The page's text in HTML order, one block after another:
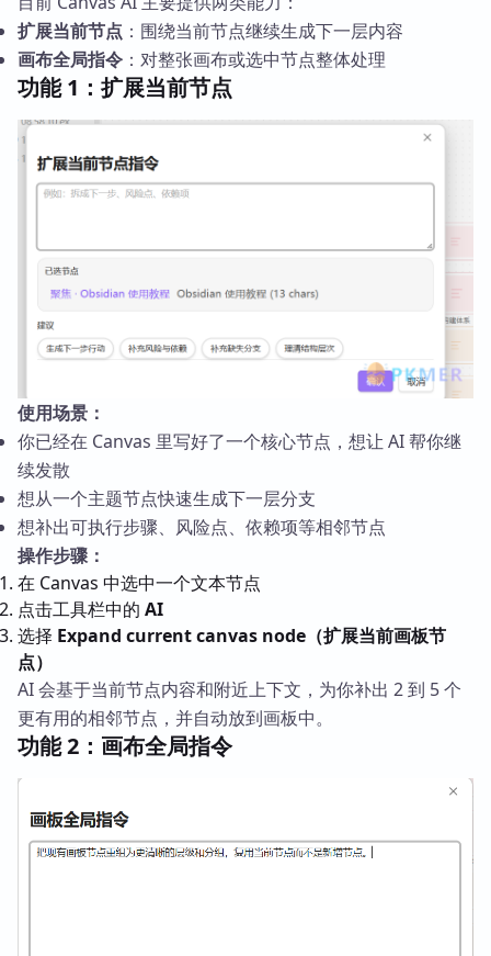
扩展当前节点 ：围绕当前节点继续生成下一层内容
画布全局指令 ：对整张画布或选中节点整体处理
功能 1：扩展当前节点
使用场景：
你已经在 Canvas 里写好了一个核心节点，想让 AI 帮你继
续发散
想从一个主题节点快速生成下一层分支
想补出可执行步骤、风险点、依赖项等相邻节点
操作步骤：
在 Canvas 中选中一个文本节点
点击工具栏中的 AI
选择 Expand current canvas node（扩展当前画板节
点）
AI 会基于当前节点内容和附近上下文，为你补出 2 到 5 个
更有用的相邻节点，并自动放到画板中。
功能 2：画布全局指令